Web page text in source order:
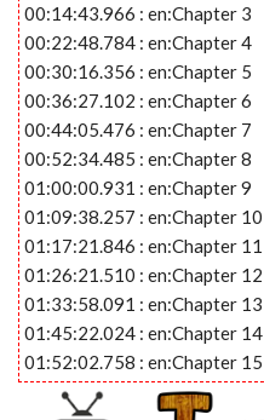
00:14:43.966 : en:Chapter 3
00:22:48.784 : en:Chapter 4
00:30:16.356 : en:Chapter 5
00:36:27.102 : en:Chapter 6
00:44:05.476 : en:Chapter 7
00:52:34.485 : en:Chapter 8
01:00:00.931 : en:Chapter 9
01:09:38.257 : en:Chapter 10
01:17:21.846 : en:Chapter 11
01:26:21.510 : en:Chapter 12
01:33:58.091 : en:Chapter 13
01:45:22.024 : en:Chapter 14
01:52:02.758 : en:Chapter 15